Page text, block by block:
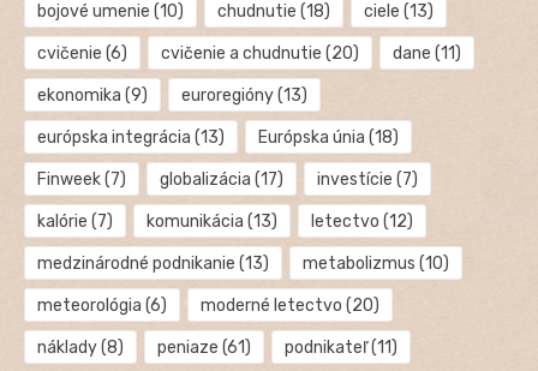
bojové umenie (10) chudnutie (18) ciele (13)
cvičenie (6) cvičenie a chudnutie (20) dane (11)
ekonomika (9) euroregióny(13)
európska integrácia (13) Európska únia (18)
Finweek(7) globalizácia (17) investície (7)
kalórie (7) komunikácia (13) letectvo (12)
medzinárodné podnikanie (13) metabolizmus (10)
meteorológia (6) moderné letectvo (20)
náklady(8) peniaze (61) podnikateľ(11)